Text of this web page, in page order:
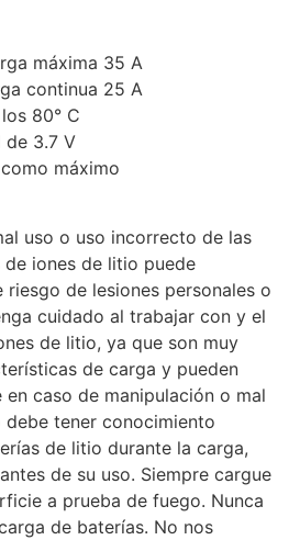
máxima 35 A
continua 25 A
80° C
de 3.7 V
máximo
uso o uso incorrecto de las
iones de litio puede
riesgo de lesiones personales o
cuidado al trabajar con y el
de litio, ya que son muy
de carga y pueden
caso de manipulación o mal
debe tener conocimiento
de litio durante la carga,
de su uso. Siempre cargue
a prueba de fuego. Nunca
de baterías. No nos